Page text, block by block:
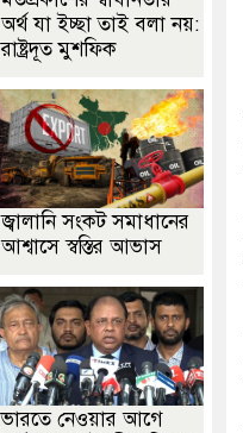
অর্থ যা ইচ্ছা তাই বলা নয়:
রাষ্ট্রদূত মুশফিক
জ্বালানি সংকট সমাধানের
আশ্বাসে স্বস্তির আভাস
ভারতে নেওয়ার আগে